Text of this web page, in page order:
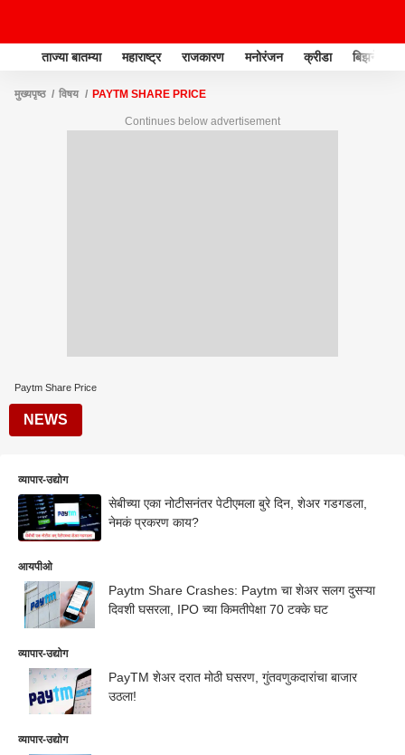
ताज्या बातम्या महाराष्ट्र राजकारण मनोरंजन क्रीडा बिझनेस
मुख्यपृष्ठ विषय PAYTM SHARE PRICE
Continues below advertisement
Paytm Share Price
NEWS
व्यापार-उद्योग
सेबीच्या एका नोटीसनंतर पेटीएमला बुरे दिन, शेअर गडगडला,
नेमकं प्रकरण काय?
आयपीओ
Paytm Share Crashes: Paytm चा शेअर सलग दुसऱ्या
दिवशी घसरला, IPO च्या किमतीपेक्षा 70 टक्के घट
व्यापार-उद्योग
PayTM शेअर दरात मोठी घसरण, गुंतवणुकदारांचा बाजार
उठला!
व्यापार-उद्योग